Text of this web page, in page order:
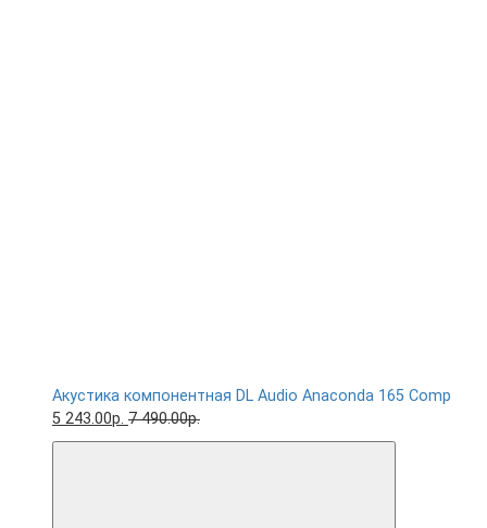
Акустика компонентная DL Audio Anaconda 165 Comp
5 243.00р. 7 490.00р.